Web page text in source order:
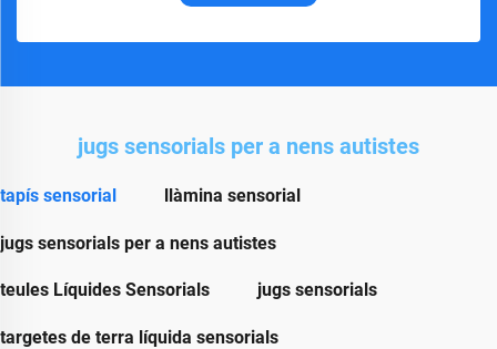
jugs sensorials per a nens autistes
tapís sensorial llàmina sensorial
jugs sensorials per a nens autistes
teules Líquides Sensorials jugs sensorials
targetes de terra líquida sensorials